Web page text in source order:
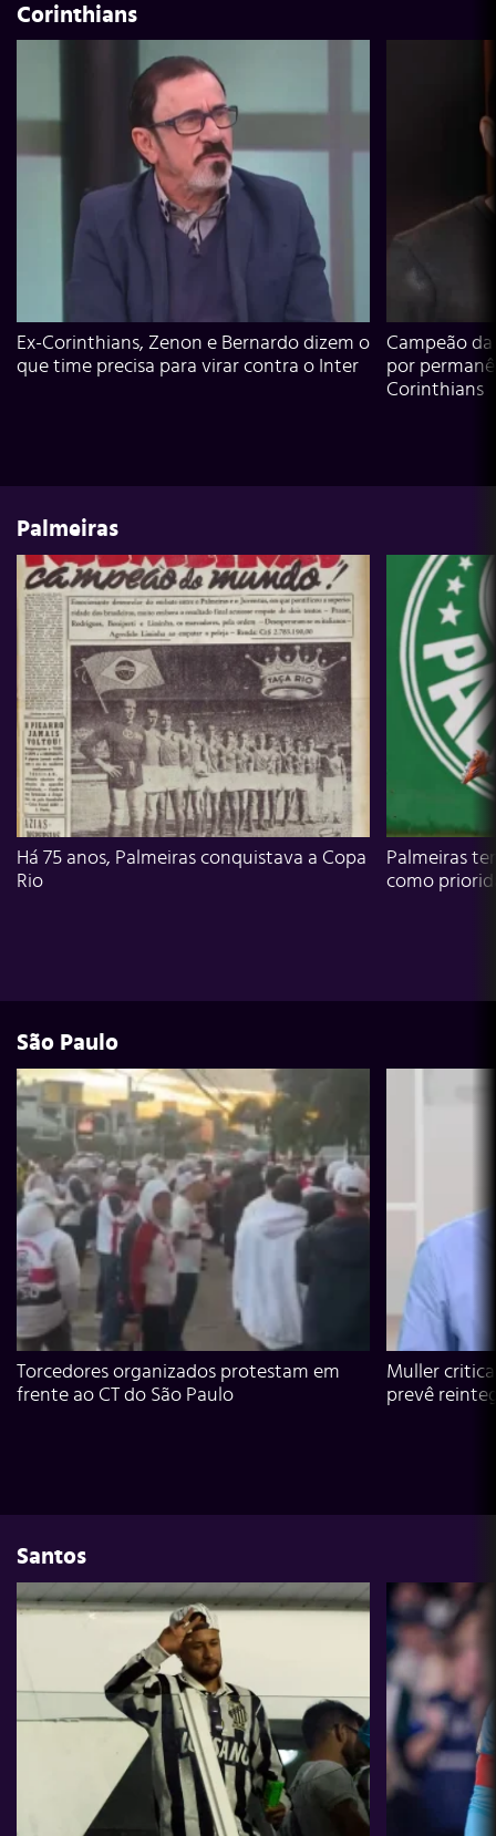
Corinthians
Ex-Corinthians, Zenon e Bernardo dizem o
que time precisa para virar contra o Inter
Campeão
por
Corinthians
Palmeiras
Há 75 anos, Palmeiras conquistava a Copa
Rio
Palmeiras
como
São Paulo
Torcedores organizados protestam em
frente ao CT do São Paulo
Muller
prevê
Santos